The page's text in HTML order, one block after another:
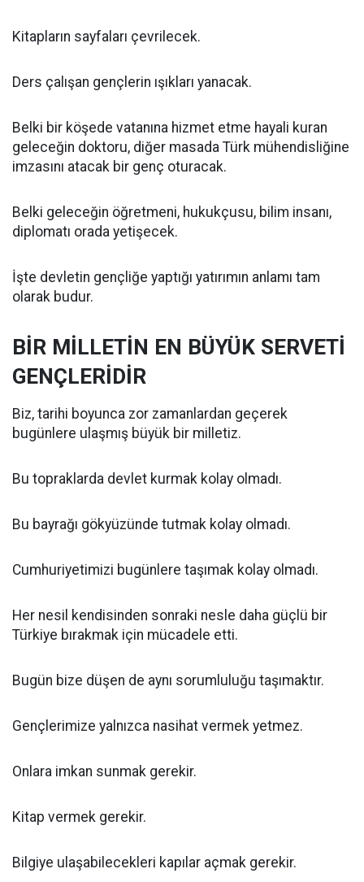
Kitapların sayfaları çevrilecek.
Ders çalışan gençlerin ışıkları yanacak.
Belki bir köşede vatanına hizmet etme hayali kuran
geleceğin doktoru, diğer masada Türk mühendisliğine
imzasını atacak bir genç oturacak.
Belki geleceğin öğretmeni, hukukçusu, bilim insanı,
diplomatı orada yetişecek.
İşte devletin gençliğe yaptığı yatırımın anlamı tam
olarak budur.
BİR MİLLETİN EN BÜYÜK SERVETİ
GENÇLERİDİR
Biz, tarihi boyunca zor zamanlardan geçerek
bugünlere ulaşmış büyük bir milletiz.
Bu topraklarda devlet kurmak kolay olmadı.
Bu bayrağı gökyüzünde tutmak kolay olmadı.
Cumhuriyetimizi bugünlere taşımak kolay olmadı.
Her nesil kendisinden sonraki nesle daha güçlü bir
Türkiye bırakmak için mücadele etti.
Bugün bize düşen de aynı sorumluluğu taşımaktır.
Gençlerimize yalnızca nasihat vermek yetmez.
Onlara imkan sunmak gerekir.
Kitap vermek gerekir.
Bilgiye ulaşabilecekleri kapılar açmak gerekir.